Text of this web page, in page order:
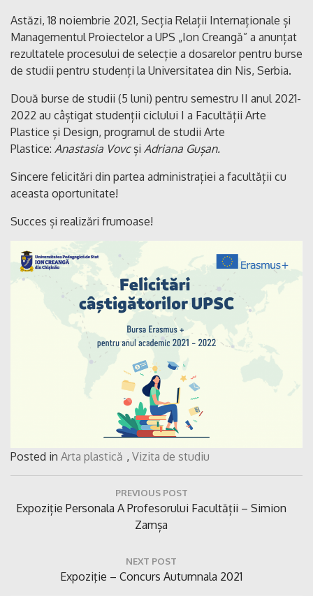
Astăzi, 18 noiembrie 2021, Secția Relații Internaționale și
Managementul Proiectelor a UPS „Ion Creangă” a anunțat
rezultatele procesului de selecție a dosarelor pentru burse
de studii pentru studenți la Universitatea din Nis, Serbia.
Două burse de studii (5 luni) pentru semestru II anul 2021-
2022 au câștigat studenții ciclului I a Facultății Arte
Plastice și Design, programul de studii Arte
Plastice: Anastasia Vovcși Adriana Gușan.
Sincere felicitări din partea administrației a facultății cu
aceasta oportunitate!
Succes și realizări frumoase!
Posted in Arta plastică , Vizita de studiu
articole
PREVIOUS POST
Previous
Expoziție Personala A Profesorului Facultății – Simion
Zamșa
NEXT POST
Next
Expoziţie – Concurs Autumnala 2021